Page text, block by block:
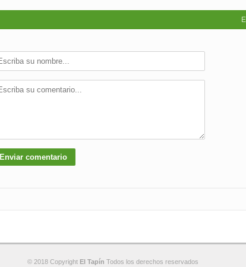
© 2018 Copyright El Tapín Todos los derechos reservados